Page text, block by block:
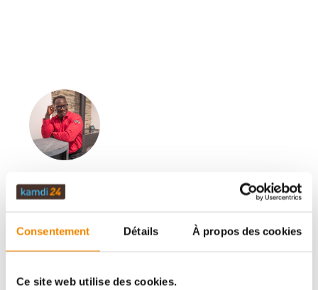
Consentement Détails À propos des cookies
Ce site web utilise des cookies.
Votre conseiller en matière de poêles
et de cheminées:
Aboubakar Fofana vous conseille volontiers sur le
Vous avez des questions sur nos produits? N'hésitez